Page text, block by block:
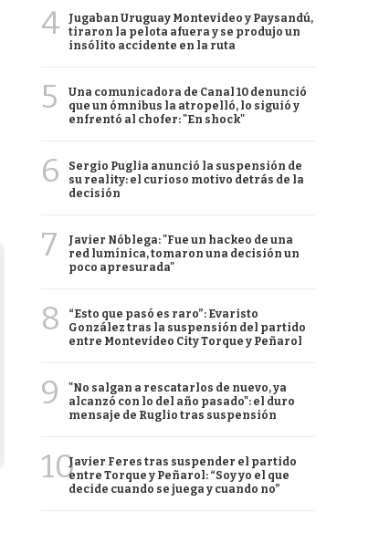
4
Jugaban Uruguay Montevideo y Paysandú,
tiraron la pelota afuera y se produjo un
insólito accidente en la ruta
5
Una comunicadora de Canal 10 denunció
que un ómnibus la atropelló, lo siguió y
enfrentó al chofer: "En shock"
6
Sergio Puglia anunció la suspensión de
su reality: el curioso motivo detrás de la
decisión
7
Javier Nóblega: "Fue un hackeo de una
red lumínica, tomaron una decisión un
poco apresurada"
8
“Esto que pasó es raro”: Evaristo
González tras la suspensión del partido
entre Montevideo City Torque y Peñarol
9
"No salgan a rescatarlos de nuevo, ya
alcanzó con lo del año pasado": el duro
mensaje de Ruglio tras suspensión
10Javier Feres tras suspender el partido
entre Torque y Peñarol: “Soy yo el que
decide cuando se juega y cuando no”